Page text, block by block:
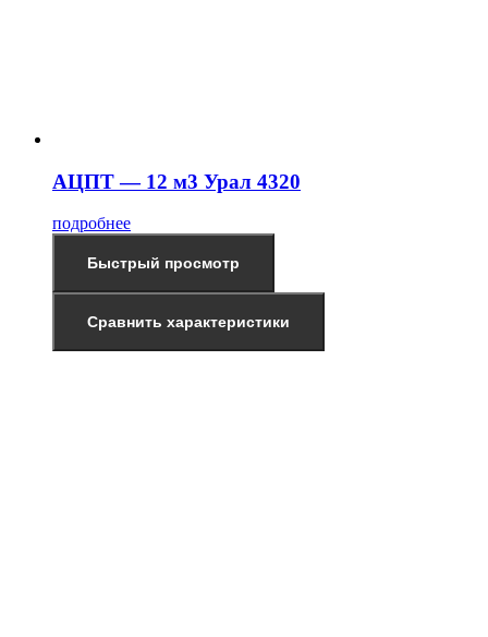
АЦПТ — 12 м3 Урал 4320
подробнее
Быстрый просмотр
Сравнить характеристики